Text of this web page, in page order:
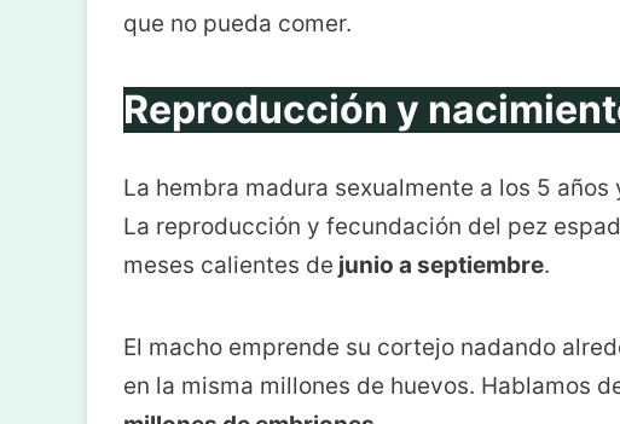
que no pueda comer.
Reproducción y
La hembra madura sexualmente a los 5
La reproducción y fecundación del pez
meses calientes de junio a septiembre.
El macho emprende su cortejo nadando
en la misma millones de huevos. Hablamos